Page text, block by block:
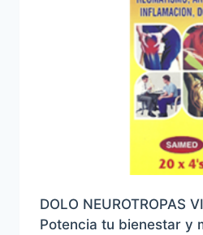
DOLO NEUROTROPAS
Potencia tu bienestar y